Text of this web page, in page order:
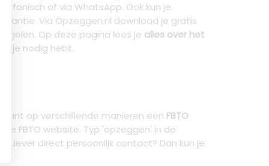
of via WhatsApp. Ook kun je
Via Opzeggen.nl download je gratis
Op deze pagina lees je alles over het
je nodig hebt.
op verschillende manieren een FBTO
FBTO website. Typ 'opzeggen' in de
Liever direct persoonlijk contact? Dan kun je